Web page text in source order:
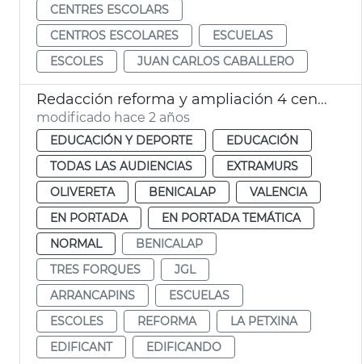
CENTRES ESCOLARS
CENTROS ESCOLARES
ESCUELAS
ESCOLES
JUAN CARLOS CABALLERO
Redacción reforma y ampliación 4 centros escolares
modificado hace 2 años
EDUCACIÓN Y DEPORTE
EDUCACIÓN
TODAS LAS AUDIENCIAS
EXTRAMURS
OLIVERETA
BENICALAP
VALENCIA
EN PORTADA
EN PORTADA TEMÁTICA
NORMAL
BENICALAP
TRES FORQUES
JGL
ARRANCAPINS
ESCUELAS
ESCOLES
REFORMA
LA PETXINA
EDIFICANT
EDIFICANDO